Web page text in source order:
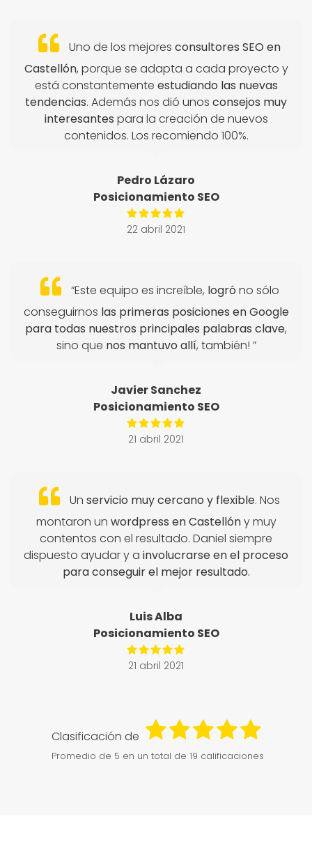
Uno de los mejores consultores SEO en
Castellón, porque se adapta a cada proyecto y
está constantemente estudiando las nuevas
tendencias. Además nos dió unos consejos muy
interesantes para la creación de nuevos
contenidos. Los recomiendo 100%.
Pedro Lázaro
Posicionamiento SEO
22 abril 2021
“Este equipo es increíble, logró no sólo
conseguirnos las primeras posiciones en Google
para todas nuestros principales palabras clave,
sino que nos mantuvo allí, también! ”
Javier Sanchez
Posicionamiento SEO
21 abril 2021
Un servicio muy cercano y flexible. Nos
montaron un wordpress en Castellóny muy
contentos con el resultado. Daniel siempre
dispuesto ayudar y a involucrarse en el proceso
para conseguir el mejor resultado.
Luis Alba
Posicionamiento SEO
21 abril 2021
Clasificación de
Promedio de 5 en un total de 19 calificaciones